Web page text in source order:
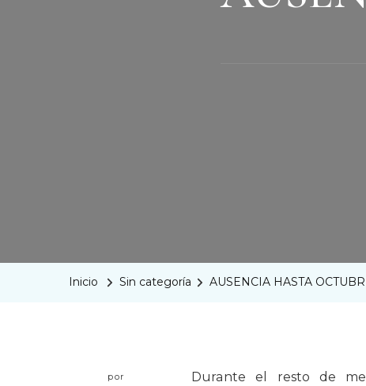
Inicio Sin categoría AUSENCIA HASTA
por
Durante el resto de